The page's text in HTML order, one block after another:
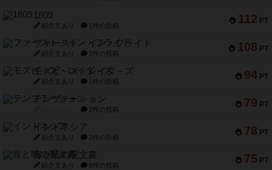
112 PT
1809
紹介文あり 1件の投稿
108 PT
ファースト・イン・フライト
紹介文あり 3件の投稿
94 PT
モズビ－ズ・レイダ－ズ
紹介文あり 1件の投稿
79 PT
テンプテーション
2件の投稿
78 PT
インドネシア
紹介文あり 2件の投稿
75 PT
宵と暁の呪文書
紹介文あり 8件の投稿